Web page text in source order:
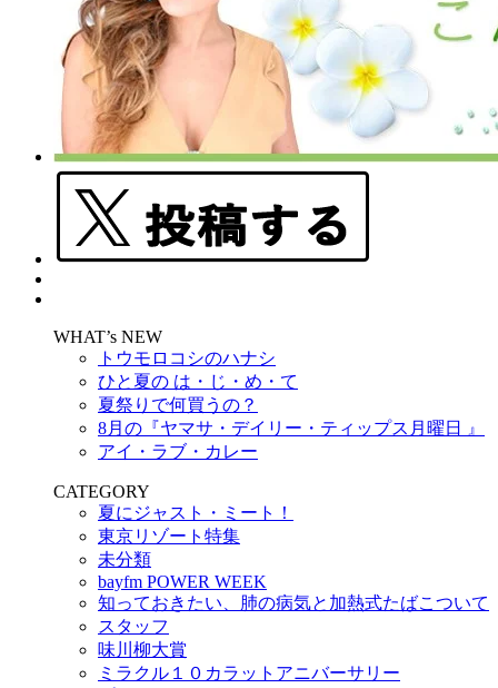
WHAT’s NEW
トウモロコシのハナシ
ひと夏の は・じ・め・て
夏祭りで何買うの？
8月の『ヤマサ・デイリー・ティップス月曜日 』
アイ・ラブ・カレー
CATEGORY
夏にジャスト・ミート！
東京リゾート特集
未分類
bayfm POWER WEEK
知っておきたい、肺の病気と加熱式たばこついて
スタッフ
味川柳大賞
ミラクル１０カラットアニバーサリー